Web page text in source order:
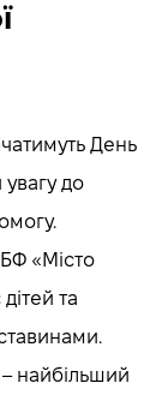
День
до
БФ «Місто
та
найбільший